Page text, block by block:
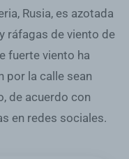
Rusia, es azotada
ráfagas de viento de
fuerte viento ha
por la calle sean
de acuerdo con
en redes sociales.